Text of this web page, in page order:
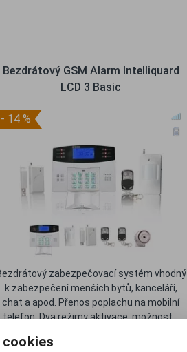
Bezdrátový GSM Alarm Intelliquard
LCD 3 Basic
- 14 %
zabezpečovací systém vhodný
k zabezpečení menších bytů, kanceláří,
chat a apod. Přenos poplachu na mobilní
telefon. Dva režimy aktivace, možnost...
730 Kč